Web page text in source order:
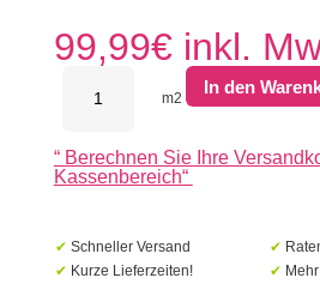
99,99€ inkl.
GeoCeramica
Steel
2.0
m2
In den
“ Berechnen Sie Ihre
Kassenbereich“
✔ Schneller Versand ✔
✔ Kurze Lieferzeiten! ✔